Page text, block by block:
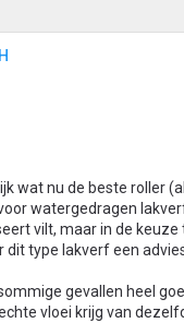
wat nu de beste roller
watergedragen
vilt, maar in de keuze
dit type lakverf een
gevallen heel
vloei krijg van